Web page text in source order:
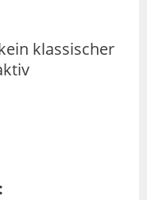
klassischer